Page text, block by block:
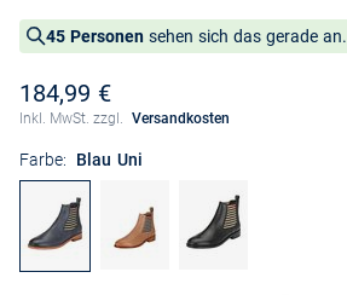
45 Personen sehen sich das gerade an.
184,99 €
Inkl. MwSt. zzgl. Versandkosten
Farbe: Blau Uni